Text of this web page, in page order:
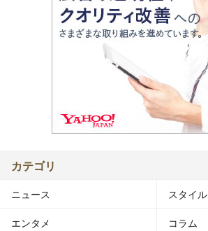
カテゴリ
ニュース スタイル
エンタメ コラム